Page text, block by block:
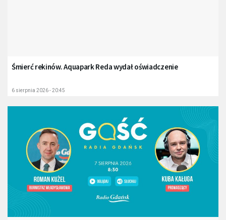
Śmierć rekinów. Aquapark Reda wydał oświadczenie
6 sierpnia 2026 - 20:45